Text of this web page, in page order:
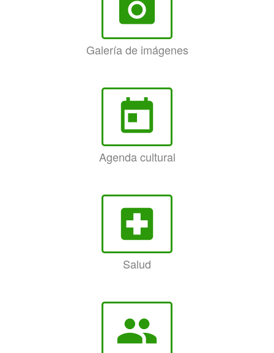
photo_camera
Galería de imágenes
today
Agenda cultural
local_hospital
Salud
group